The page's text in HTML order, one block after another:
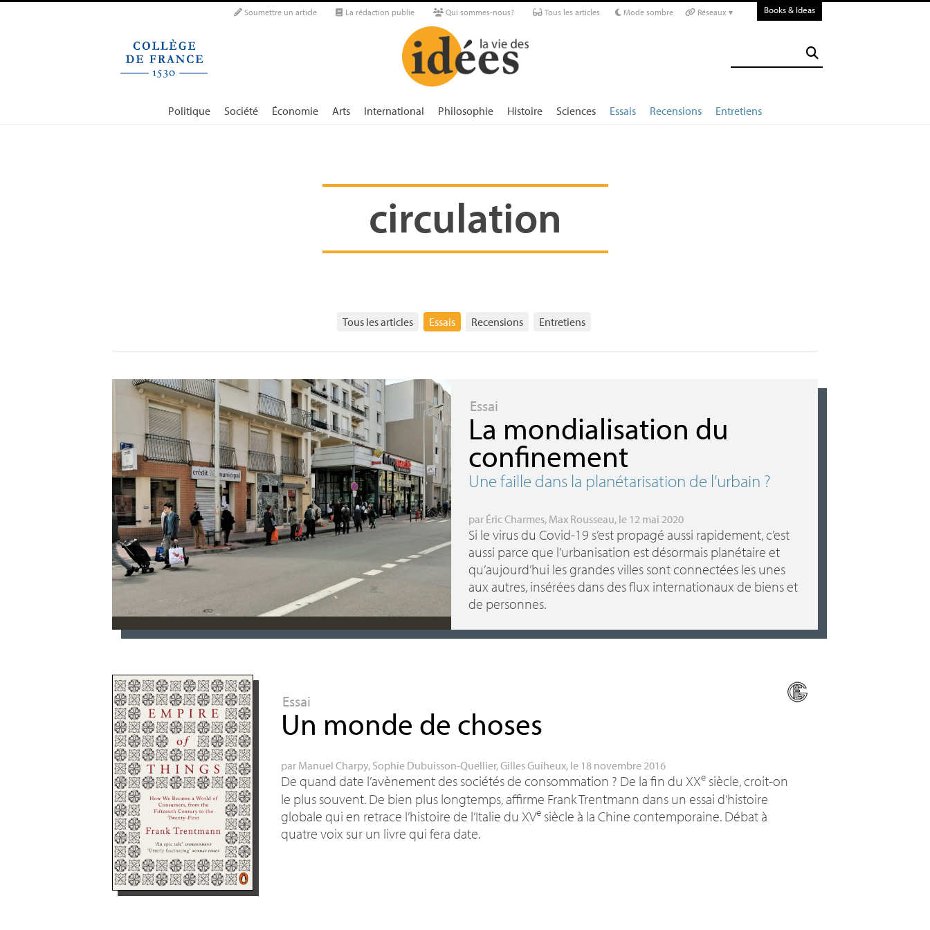
Soumettre un article La rédaction publie Qui sommes-nous? Tous les articles Mode sombre Réseaux ▾ Books & Ideas
Politique Société Économie Arts International Philosophie Histoire Sciences Essais Recensions Entretiens
circulation
Tous les articles Essais Recensions Entretiens
Essai
La mondialisation du
confinement
Une faille dans la planétarisation de l’urbain ?
par Éric Charmes, Max Rousseau, le 12 mai 2020
Si le virus du Covid-19 s’est propagé aussi rapidement, c’est
aussi parce que l’urbanisation est désormais planétaire et
qu’aujourd’hui les grandes villes sont connectées les unes
aux autres, insérées dans des flux internationaux de biens et
de personnes.
Essai
Un monde de choses
par Manuel Charpy, Sophie Dubuisson-Quellier,Gilles Guiheux, le 18 novembre 2016
De quand date l’avènement des sociétés de consommation ? De la fin du XXe siècle, croit-on
le plus souvent. De bien plus longtemps, affirme Frank Trentmann dans un essai d’histoire
globale qui en retrace l’histoire de l’Italie du XVe siècle à la Chine contemporaine. Débat à
quatre voix sur un livre qui fera date.